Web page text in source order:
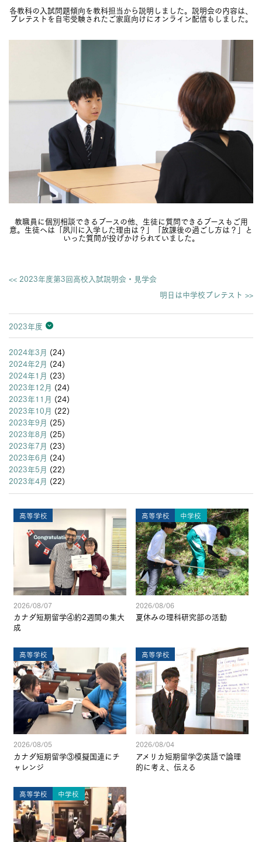
各教科の入試問題傾向を教科担当から説明しました。説明会の内容は、
プレテストを自宅受験されたご家庭向けにオンライン配信もしました。
教職員に個別相談できるブースの他、生徒に質問できるブースもご用
意。生徒へは「夙川に入学した理由は？」「放課後の過ごし方は？」と
いった質問が投げかけられていました。
<< 2023年度第3回高校入試説明会・見学会
明日は中学校プレテスト >>
2023年度
2026年度
2025年度
2024年度
2023年度
2022年度
2021年度
2020年度
2019年度
2018年度
2017年度
2016年度
2015年度
2014年度
2013年度
2024年3月 (24)
2024年2月 (24)
2024年1月 (23)
2023年12月 (24)
2023年11月 (24)
2023年10月 (22)
2023年9月 (25)
2023年8月 (25)
2023年7月 (23)
2023年6月 (24)
2023年5月 (22)
2023年4月 (22)
高等学校
2026/08/07
カナダ短期留学④約2週間の集大
成
高等学校 中学校
2026/08/06
夏休みの理科研究部の活動
高等学校
2026/08/05
カナダ短期留学③模擬国連にチ
ャレンジ
高等学校
2026/08/04
アメリカ短期留学②英語で論理
的に考え、伝える
高等学校 中学校